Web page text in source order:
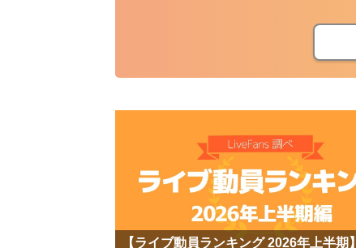
【ライブ動員ランキング 2026年上半期】